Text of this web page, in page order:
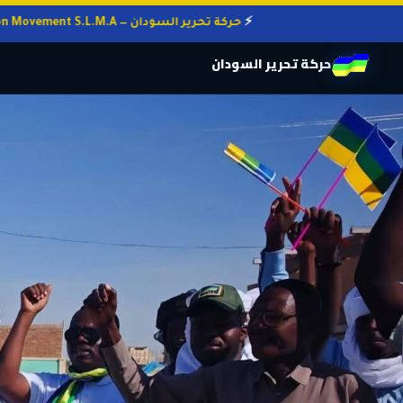
حركة تحرير السودان — Sudan Liberation Movement S.L.M.A
حركة تحرير السودان